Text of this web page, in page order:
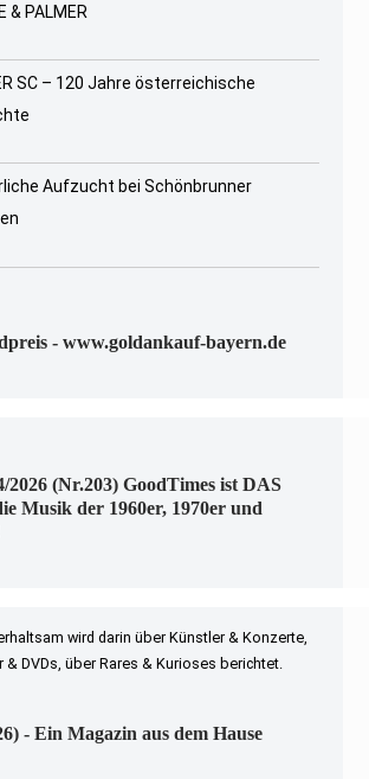
& PALMER
SC – 120 Jahre österreichische
Aufzucht bei Schönbrunner
- www.goldankauf-bayern.de
2026 (Nr.203) GoodTimes ist DAS
Musik der 1960er, 1970er und
wird darin über Künstler & Konzerte,
& DVDs, über Rares & Kurioses berichtet.
- Ein Magazin aus dem Hause